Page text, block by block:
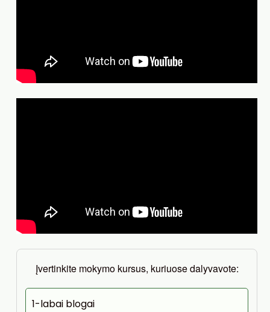
Įvertinkite mokymo kursus, kuriuose dalyvavote:
1-labai blogai